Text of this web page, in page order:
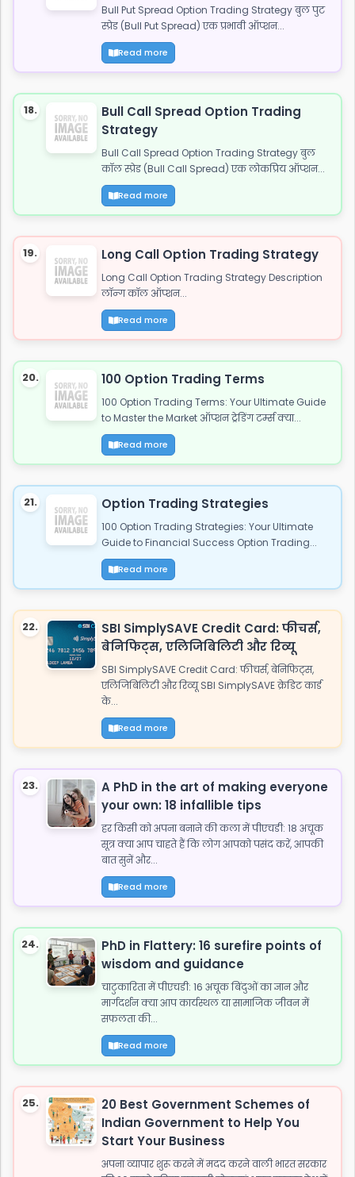
Bull Put Spread Option Trading Strategy बुल पुट
स्प्रेड (Bull Put Spread) एक प्रभावी ऑप्शन...
Read more
18.
Bull Call Spread Option Trading
Strategy
Bull Call Spread Option Trading Strategy बुल
कॉल स्प्रेड (Bull Call Spread) एक लोकप्रिय ऑप्शन...
Read more
19. Long Call Option Trading Strategy
Long Call Option Trading Strategy Description
लॉन्ग कॉल ऑप्शन...
Read more
20. 100 Option Trading Terms
100 Option Trading Terms: Your Ultimate Guide
to Master the Market ऑप्शन ट्रेडिंग टर्म्स क्या...
Read more
21. Option Trading Strategies
100 Option Trading Strategies: Your Ultimate
Guide to Financial Success Option Trading...
Read more
22.
SBI SimplySAVE Credit Card: फीचर्स,
बेनिफिट्स, एलिजिबिलिटी और रिव्यू
SBI SimplySAVE Credit Card: फीचर्स, बेनिफिट्स,
एलिजिबिलिटी और रिव्यू SBI SimplySAVE क्रेडिट कार्ड
के...
Read more
23.
A PhD in the art of making everyone
your own: 18 infallible tips
हर किसी को अपना बनाने की कला में पीएचडी: 18 अचूक
सूत्र क्या आप चाहते हैं कि लोग आपको पसंद करें, आपकी
बात सुनें और...
Read more
24.
PhD in Flattery: 16 surefire points of
wisdom and guidance
चाटुकारिता में पीएचडी: 16 अचूक बिंदुओं का ज्ञान और
मार्गदर्शन क्या आप कार्यस्थल या सामाजिक जीवन में
सफलता की...
Read more
25.
20 Best Government Schemes of
Indian Government to Help You
Start Your Business
अपना व्यापार शुरू करने में मदद करने वाली भारत सरकार